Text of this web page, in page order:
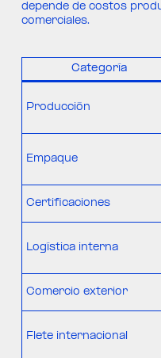
depende de costos
comerciales.
Categoría
Producción
Empaque
Certificaciones
Logística interna
Comercio exterior
Flete internacional